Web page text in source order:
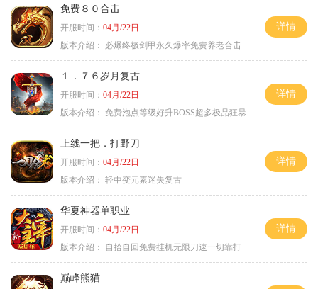
免费８０合击
开服时间： 04月/22日
版本介绍：
必爆终极剑甲永久爆率免费养老合击
详情
１．７６岁月复古
开服时间： 04月/22日
版本介绍： 免费泡点等级好升BOSS超多极品狂暴
详情
上线一把．打野刀
开服时间： 04月/22日
版本介绍： 轻中变元素迷失复古
详情
华夏神器单职业
开服时间： 04月/22日
版本介绍：
自拾自回免费挂机无限刀速一切靠打
详情
巅峰熊猫